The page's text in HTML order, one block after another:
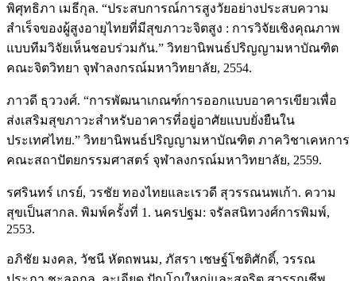
พิศุทธิภา เมธีกุล. “ประสบการณ์การสูงวัยอย่างประสบความ
สำเร็จของผู้สูงอายุไทยที่มีสุขภาวะจิตสูง : การวิจัยเชิงคุณภาพ
แบบทีมวิจัยเห็นชอบร่วมกัน.” วิทยานิพนธ์ปริญญามหาบัณฑิต
คณะจิตวิทยา จุฬาลงกรณ์มหาวิทยาลัย, 2554.
ภาวดี ธุววงศ์. “การพัฒนาเกณฑ์การออกแบบอาคารเขียวเพื่อ
ส่งเสริมสุขภาวะสำหรับอาคารที่อยู่อาศัยแบบยั่งยืนใน
ประเทศไทย.” วิทยานิพนธ์ปริญญามหาบัณฑิต ภาควิชาเคหการ
คณะสถาปัตยกรรมศาสตร์ จุฬาลงกรณ์มหาวิทยาลัย, 2559.
รศรินทร์ เกรย์, วรชัย ทองไทยและเรวดี สุวรรณนพเก้า. ความ
สุขเป็นสากล. พิมพ์ครั้งที่ 1. นครปฐม: จรัลสนิทวงศ์การพิมพ์,
2553.
อภิชัย มงคล, วัชนี หัตถพนม, ภัสรา เชษฐ์โชติศักดิ์, วรรณ